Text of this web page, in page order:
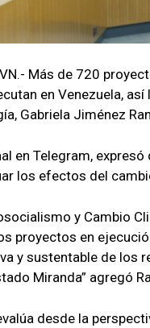
Más de 720
en Venezuela,
Gabriela Jiménez
en Telegram,
los efectos del
y Cambio
proyectos en
y sustentable de los
Miranda” agregó
desde la